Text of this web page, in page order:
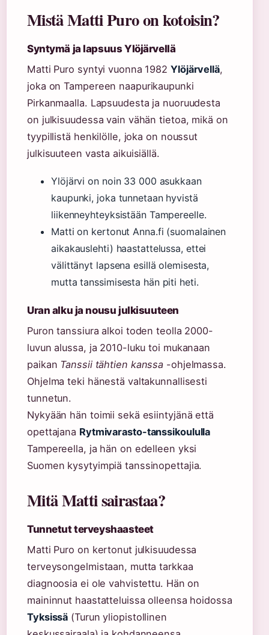
Mistä Matti Puro on kotoisin?
Syntymä ja lapsuus Ylöjärvellä
Matti Puro syntyi vuonna 1982 Ylöjärvellä,
joka on Tampereen naapurikaupunki
Pirkanmaalla. Lapsuudesta ja nuoruudesta
on julkisuudessa vain vähän tietoa, mikä on
tyypillistä henkilölle, joka on noussut
julkisuuteen vasta aikuisiällä.
Ylöjärvi on noin 33 000 asukkaan
kaupunki, joka tunnetaan hyvistä
liikenneyhteyksistään Tampereelle.
Matti on kertonut Anna.fi (suomalainen
aikakauslehti) haastattelussa, ettei
välittänyt lapsena esillä olemisesta,
mutta tanssimisesta hän piti heti.
Uran alku ja nousu julkisuuteen
Puron tanssiura alkoi toden teolla 2000-
luvun alussa, ja 2010-luku toi mukanaan
paikan Tanssii tähtien kanssa -ohjelmassa.
Ohjelma teki hänestä valtakunnallisesti
tunnetun.
Nykyään hän toimii sekä esiintyjänä että
opettajana Rytmivarasto-tanssikoululla
Tampereella, ja hän on edelleen yksi
Suomen kysytyimpiä tanssinopettajia.
Mitä Matti sairastaa?
Tunnetut terveyshaasteet
Matti Puro on kertonut julkisuudessa
terveysongelmistaan, mutta tarkkaa
diagnoosia ei ole vahvistettu. Hän on
maininnut haastatteluissa olleensa hoidossa
Tyksissä (Turun yliopistollinen